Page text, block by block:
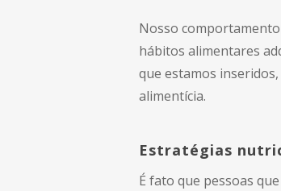
Nosso
hábitos alimentares
que estamos
alimentícia.
Estratégias
É fato que pessoas